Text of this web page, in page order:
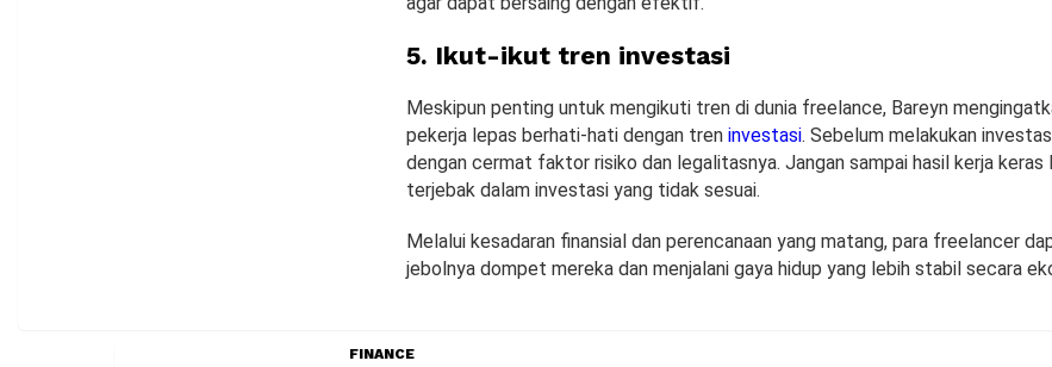
5. Ikut-ikut tren investasi
Meskipun penting untuk mengikuti tren di dunia freelance, Bareyn
pekerja lepas berhati-hati dengan tren investasi. Sebelum melakukan
dengan cermat faktor risiko dan legalitasnya. Jangan sampai hasil kerja keras
terjebak dalam investasi yang tidak sesuai.
Melalui kesadaran finansial dan perencanaan yang matang, para freelancer
jebolnya dompet mereka dan menjalani gaya hidup yang lebih stabil secara
FINANCE